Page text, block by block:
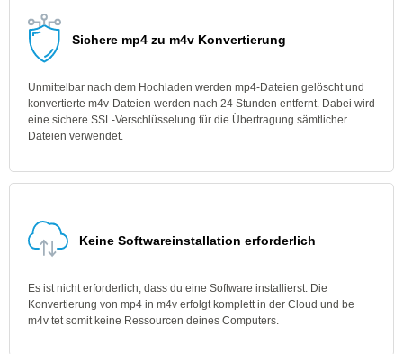
Sichere mp4 zu m4v Konvertierung
Unmittelbar nach dem Hochladen werden mp4-Dateien gelöscht und
konvertierte m4v-Dateien werden nach 24 Stunden entfernt. Dabei wird
eine sichere SSL-Verschlüsselung für die Übertragung sämtlicher
Dateien verwendet.
Keine Softwareinstallation erforderlich
Es ist nicht erforderlich, dass du eine Software installierst. Die
Konvertierung von mp4 in m4v erfolgt komplett in der Cloud und be
m4v tet somit keine Ressourcen deines Computers.